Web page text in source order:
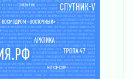
вывели из леса в
вылупились во